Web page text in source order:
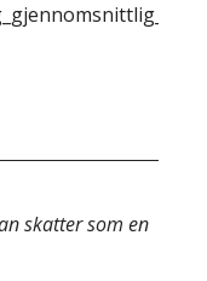
skatter som en